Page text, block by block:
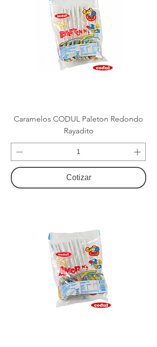
Caramelos CODUL Paleton Redondo
Rayadito
Cotizar